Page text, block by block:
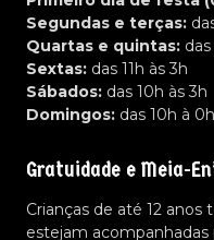
Segundas e terças:
Quartas e quintas: das
Sextas: das 11h às 3h
Sábados: das 10h às 3h
Domingos: das 10h à 0h
Gratuidade e Meia-
Crianças de até 12
estejam